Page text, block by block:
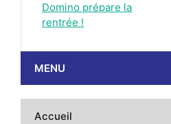
Domino prépare la
rentrée !
MENU
Accueil